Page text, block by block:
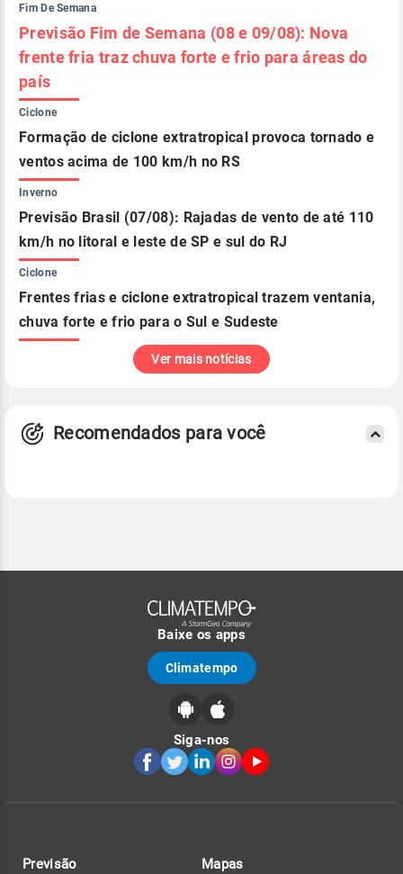
Fim De Semana
Previsão Fim de Semana (08 e 09/08): Nova
frente fria traz chuva forte e frio para áreas do
país
Ciclone
Formação de ciclone extratropical provoca tornado e
ventos acima de 100 km/h no RS
Inverno
Previsão Brasil (07/08): Rajadas de vento de até 110
km/h no litoral e leste de SP e sul do RJ
Ciclone
Frentes frias e ciclone extratropical trazem ventania,
chuva forte e frio para o Sul e Sudeste
Ver mais notícias
Recomendados para você
Baixe os apps
Climatempo
Siga-nos
Previsão Mapas